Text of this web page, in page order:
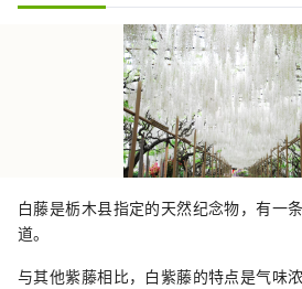
白藤是栃木县指定的天然纪念物，有一
道。
与其他紫藤相比，白紫藤的特点是气味